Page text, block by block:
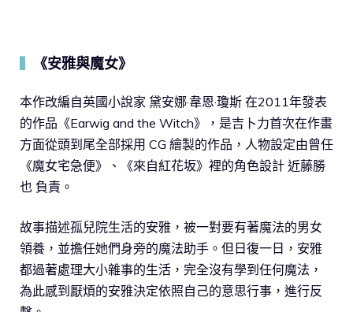
《安雅與魔女》
本作改編自英國小說家 黛安娜·韋恩·瓊斯 在2011年發表
的作品《Earwig and the Witch》，是吉卜力首次在作畫
方面從頭到尾全部採用 CG 繪製的作品，人物設定由曾任
《魔女宅急便》、《來自紅花坂》裡的角色設計 近藤勝
也 負責。
故事描述孤兒院生活的安雅，被一對要有著魔法的男女
領養，並擔任她們身旁的魔法助手。但日復一日，安雅
都過著處理大小雜事的生活，完全沒有學到任何魔法，
為此感到厭煩的安雅決定依照自己的意思行事，進行反